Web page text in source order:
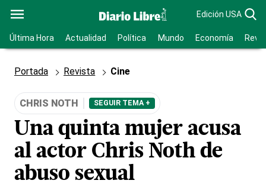
Edición USA
Última Hora Actualidad Política Mundo Economía
Portada Revista Cine
CHRIS NOTH SEGUIR TEMA +
Una quinta mujer acusa
al actor Chris Noth de
abuso sexual